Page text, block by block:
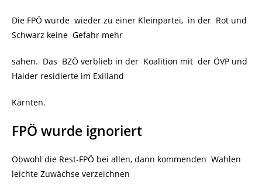
Die FPÖ wurde wieder zu einer Kleinpartei, in der Rot und
Schwarz keine Gefahr mehr
sahen. Das BZÖ verblieb in der Koalition mit der ÖVP und
Haider residierte im Exilland
Kärnten.
FPÖ wurde ignoriert
Obwohl die Rest-FPÖ bei allen, dann kommenden Wahlen
leichte Zuwächse verzeichnen